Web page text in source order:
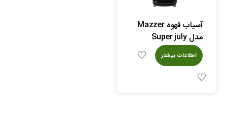
آسیاب قهوه Mazzer
مدل Super july
اطلاعات بیشتر